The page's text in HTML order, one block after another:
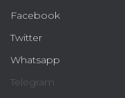
Facebook
Twitter
Whatsapp
Telegram